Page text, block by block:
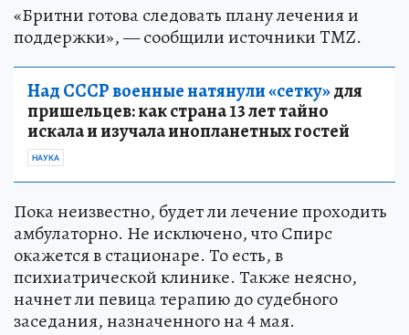
«Бритни готова следовать плану лечения и
поддержки», — сообщили источники TMZ.
Над СССР военные натянули «сетку»для
пришельцев: как страна 13 лет тайно
искала и изучала инопланетных гостей
НАУКА
Пока неизвестно, будет ли лечение проходить
амбулаторно. Не исключено, что Спирс
окажется в стационаре. То есть, в
психиатрической клинике. Также неясно,
начнет ли певица терапию до судебного
заседания, назначенного на 4 мая.